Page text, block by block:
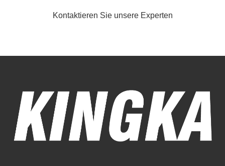
Kontaktieren Sie unsere Experten